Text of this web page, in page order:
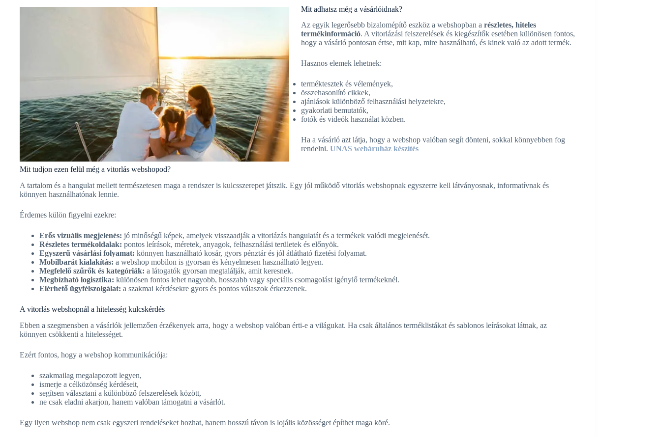
Mit adhatsz még a vásárlóidnak?
Az egyik legerősebb bizalomépítő eszköz a webshopban a részletes, hiteles
termékinformáció. A vitorlázási felszerelések és kiegészítők esetében különösen fontos,
hogy a vásárló pontosan értse, mit kap, mire használható, és kinek való az adott termék.
Hasznos elemek lehetnek:
terméktesztek és vélemények,
összehasonlító cikkek,
ajánlások különböző felhasználási helyzetekre,
gyakorlati bemutatók,
fotók és videók használat közben.
Ha a vásárló azt látja, hogy a webshop valóban segít dönteni, sokkal könnyebben fog
rendelni. UNAS webáruház készítés
Mit tudjon ezen felül még a vitorlás webshopod?
A tartalom és a hangulat mellett természetesen maga a rendszer is kulcsszerepet játszik. Egy jól működő vitorlás webshopnak egyszerre kell látványosnak, informatívnak és
könnyen használhatónak lennie.
Érdemes külön figyelni ezekre:
Erős vizuális megjelenés: jó minőségű képek, amelyek visszaadják a vitorlázás hangulatát és a termékek valódi megjelenését.
Részletes termékoldalak: pontos leírások, méretek, anyagok, felhasználási területek és előnyök.
Egyszerű vásárlási folyamat: könnyen használható kosár, gyors pénztár és jól átlátható fizetési folyamat.
Mobilbarát kialakítás: a webshop mobilon is gyorsan és kényelmesen használható legyen.
Megfelelő szűrők és kategóriák: a látogatók gyorsan megtalálják, amit keresnek.
Megbízható logisztika: különösen fontos lehet nagyobb, hosszabb vagy speciális csomagolást igénylő termékeknél.
Elérhető ügyfélszolgálat: a szakmai kérdésekre gyors és pontos válaszok érkezzenek.
A vitorlás webshopnál a hitelesség kulcskérdés
Ebben a szegmensben a vásárlók jellemzően érzékenyek arra, hogy a webshop valóban érti-e a világukat. Ha csak általános terméklistákat és sablonos leírásokat látnak, az
könnyen csökkenti a hitelességet.
Ezért fontos, hogy a webshop kommunikációja:
szakmailag megalapozott legyen,
ismerje a célközönség kérdéseit,
segítsen választani a különböző felszerelések között,
ne csak eladni akarjon, hanem valóban támogatni a vásárlót.
Egy ilyen webshop nem csak egyszeri rendeléseket hozhat, hanem hosszú távon is lojális közösséget építhet maga köré.